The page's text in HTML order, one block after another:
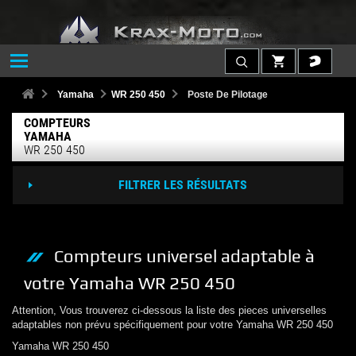
Yamaha WR 250 450 Poste De Pilotage
COMPTEURS
YAMAHA
WR 250 450
FILTRER LES RÉSULTATS
Compteurs universel adaptable à
votre Yamaha WR 250 450
Attention, Vous trouverez ci-dessous la liste des pieces universelles
adaptables non prévu spécifiquement pour votre Yamaha WR 250 450
Yamaha WR 250 450